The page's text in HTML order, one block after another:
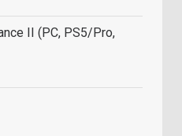
II (PC, PS5/Pro,